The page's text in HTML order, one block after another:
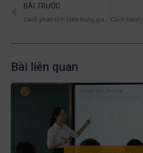
BÀI TRƯỚC
Bài liên quan